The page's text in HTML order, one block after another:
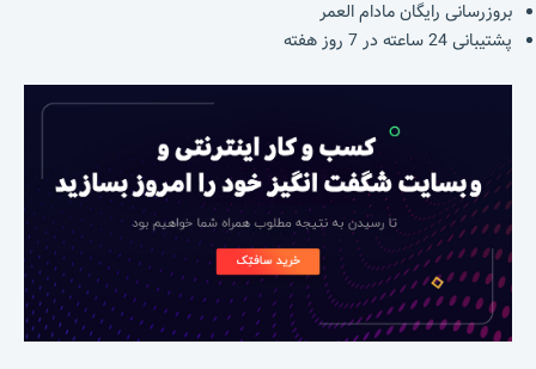
بروزرسانی رایگان مادام العمر
پشتیبانی 24 ساعته در 7 روز هفته